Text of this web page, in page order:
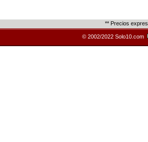
** Precios
© 2002/2022 Solo10.com